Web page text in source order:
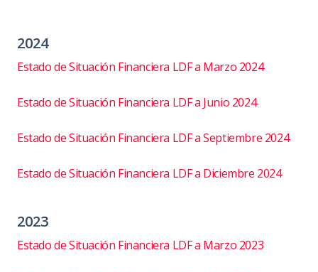
2024
Estado de Situación Financiera LDF a Marzo 2024
Estado de Situación Financiera LDF a Junio 2024
Estado de Situación Financiera LDF a Septiembre 2024
Estado de Situación Financiera LDF a Diciembre 2024
2023
Estado de Situación Financiera LDF a Marzo 2023